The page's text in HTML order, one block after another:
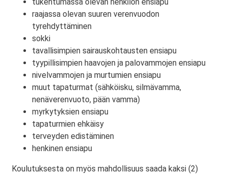
raajassa olevan suuren verenvuodon
tyrehdyttäminen
sokki
tavallisimpien sairauskohtausten ensiapu
tyypillisimpien haavojen ja palovammojen ensiapu
nivelvammojen ja murtumien ensiapu
muut tapaturmat (sähköisku, silmävamma,
nenäverenvuoto, pään vamma)
myrkytyksien ensiapu
tapaturmien ehkäisy
terveyden edistäminen
henkinen ensiapu
Koulutuksesta on myös mahdollisuus saada kaksi (2)